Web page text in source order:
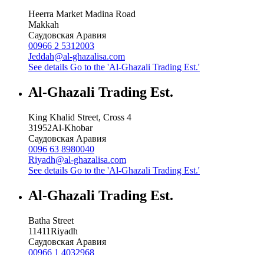
Heerra Market Madina Road
Makkah
Саудовская Аравия
00966 2 5312003
Jeddah@al-ghazalisa.com
See details Go to the 'Al-Ghazali Trading Est.'
Al-Ghazali Trading Est.
King Khalid Street, Cross 4
31952Al-Khobar
Саудовская Аравия
0096 63 8980040
Riyadh@al-ghazalisa.com
See details Go to the 'Al-Ghazali Trading Est.'
Al-Ghazali Trading Est.
Batha Street
11411Riyadh
Саудовская Аравия
00966 1 4032968